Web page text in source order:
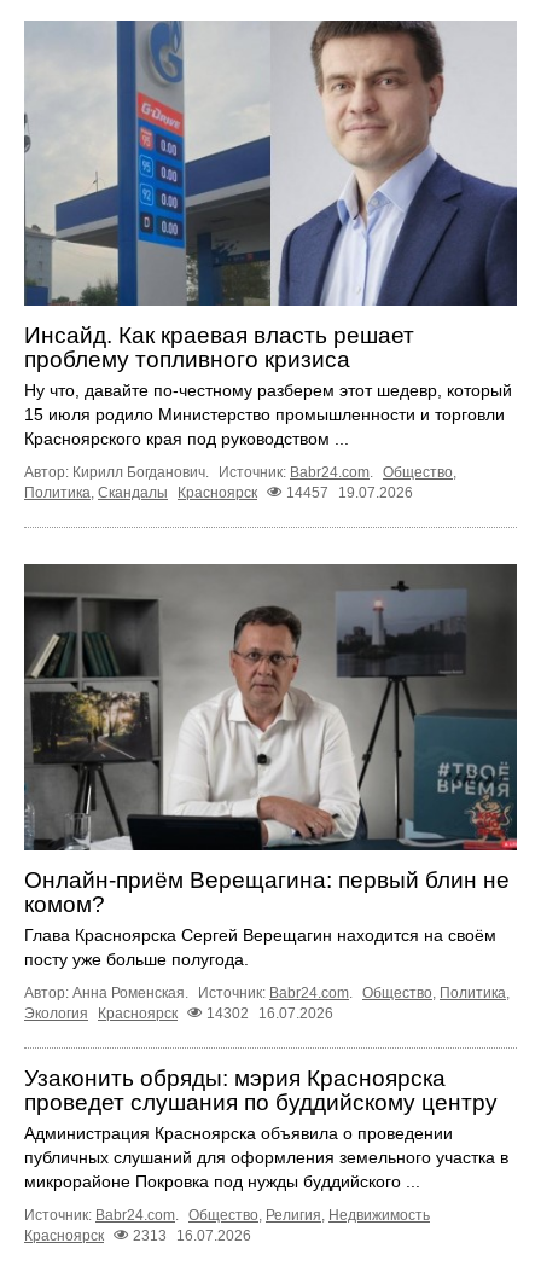
Инсайд. Как краевая власть решает
проблему топливного кризиса
Ну что, давайте по-честному разберем этот шедевр, который
15 июля родило Министерство промышленности и торговли
Красноярского края под руководством ...
Автор: Кирилл Богданович. Источник: Babr24.com. Общество,
Политика, Скандалы Красноярск 14457 19.07.2026
Онлайн-приём Верещагина: первый блин не
комом?
Глава Красноярска Сергей Верещагин находится на своём
посту уже больше полугода.
Автор: Анна Роменская. Источник: Babr24.com. Общество, Политика,
Экология
Красноярск 14302 16.07.2026
Узаконить обряды: мэрия Красноярска
проведет слушания по буддийскому центру
Администрация Красноярска объявила о проведении
публичных слушаний для оформления земельного участка в
микрорайоне Покровка под нужды буддийского ...
Источник: Babr24.com. Общество, Религия, Недвижимость
Красноярск
2313 16.07.2026